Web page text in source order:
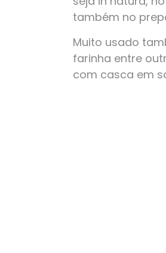
também no
Muito usado
farinha entre
com casca em